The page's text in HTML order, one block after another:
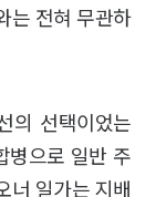
는 전혀 무관하
의 선택이었는
병으로 일반 주
너 일가는 지배